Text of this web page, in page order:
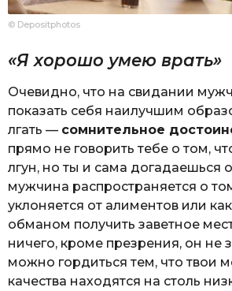
© Depositphotos
«Я хорошо умею врать»
Очевидно, что на свидании
показать себя наилучшим
лгать — сомнительное
прямо не говорить тебе о том,
лгун, но ты и сама догадаешься
мужчина распространяется о
уклоняется от алиментов или
обманом получить заветное
ничего, кроме презрения, он не
можно гордиться тем, что твои
качества находятся на столь